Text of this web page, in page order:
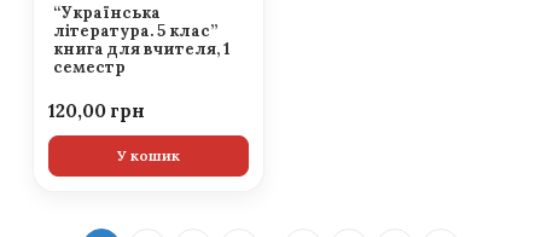
“Українська
література. 5 клас”
книга для вчителя, 1
семестр
120,00
У кошик